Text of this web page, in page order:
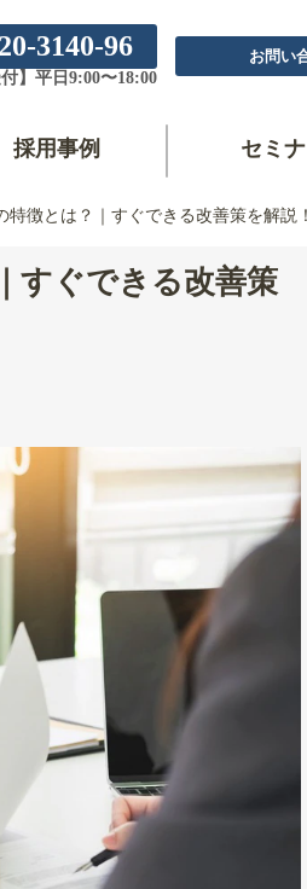
3140-96
付】平日9:00〜18:00
お問い
採用事例 セミ
特徴とは？｜すぐできる改善策を解説
すぐできる改善策